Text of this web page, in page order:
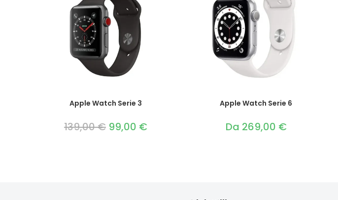
Apple Watch Serie 3
139,00€ Il
prezzo
99,00 €Il
prezzo
Apple Watch Serie 6
Da 269,00 €